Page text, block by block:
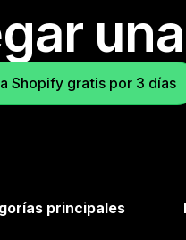
Shopify gratis por 3 días
principales